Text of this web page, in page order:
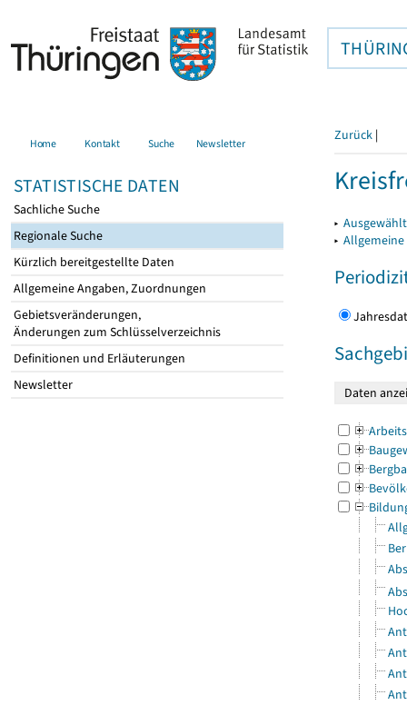
Home Kontakt Suche Newsletter
STATISTISCHE DATEN
Sachliche Suche
Regionale Suche
Kürzlich bereitgestellte Daten
Allgemeine Angaben, Zuordnungen
Gebietsveränderungen,
Änderungen zum Schlüsselverzeichnis
Definitionen und Erläuterungen
Newsletter
Zurück |
▸
▸